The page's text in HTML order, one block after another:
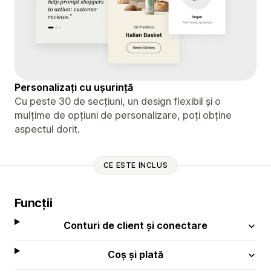
Personalizați cu ușurință
Cu peste 30 de secțiuni, un design flexibil și o
mulțime de opțiuni de personalizare, poți obține
aspectul dorit.
CE ESTE INCLUS
Funcții
Conturi de client și conectare
Coș și plată